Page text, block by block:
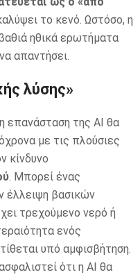
το κενό. Ωστόσο, η
ηθικά ερωτήματα
απαντήσει.
λύσης»
επανάσταση της AI θα
με τις πλούσιες
κίνδυνο
. Μπορεί ένας
έλλειψη βασικών
τρεχούμενο νερό ή
ενός
υπό αμφισβήτηση.
ότι η AI θα